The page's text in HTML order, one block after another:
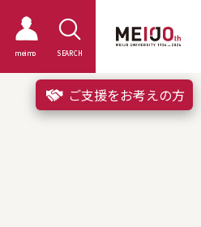
meimo SEARCH
ご支援をお考えの方